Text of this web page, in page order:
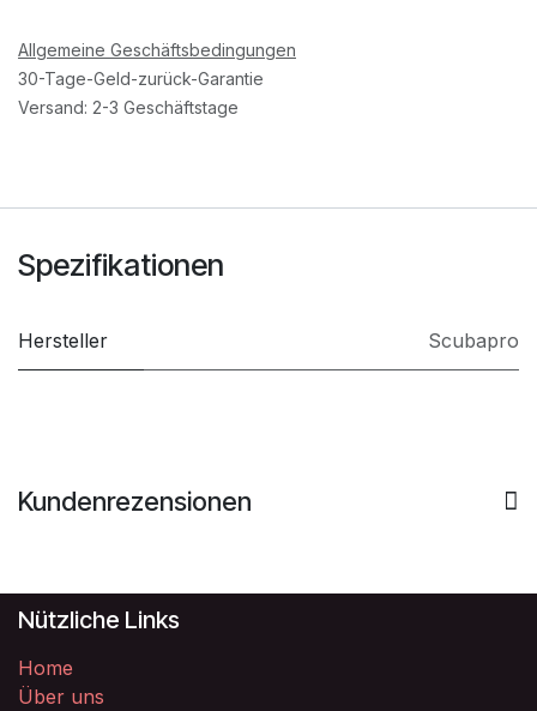
Allgemeine Geschäftsbedingungen
30-Tage-Geld-zurück-Garantie
Versand: 2-3 Geschäftstage
Spezifikationen
Hersteller Scubapro
Kundenrezensionen
Nützliche Links
Home
Über uns